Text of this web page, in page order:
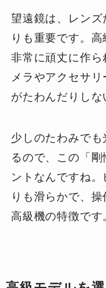
望遠鏡は、レン
りも重要です。高
非常に頑丈に作
メラやアクセサ
がたわんだりしな
少しのたわみで
るので、この「
ントなんですね
りも滑らかで、
高級機の特徴です